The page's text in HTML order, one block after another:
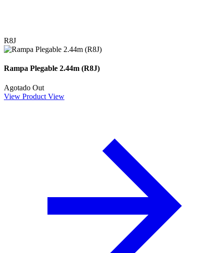
R8J
Rampa Plegable 2.44m (R8J)
Agotado Out
View Product View